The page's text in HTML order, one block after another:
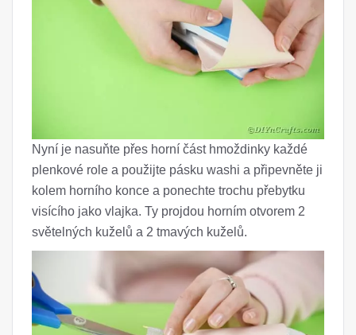
Nyní je nasuňte přes horní část hmoždinky každé
plenkové role a použijte pásku washi a připevněte ji
kolem horního konce a ponechte trochu přebytku
visícího jako vlajka. Ty projdou horním otvorem 2
světelných kuželů a 2 tmavých kuželů.